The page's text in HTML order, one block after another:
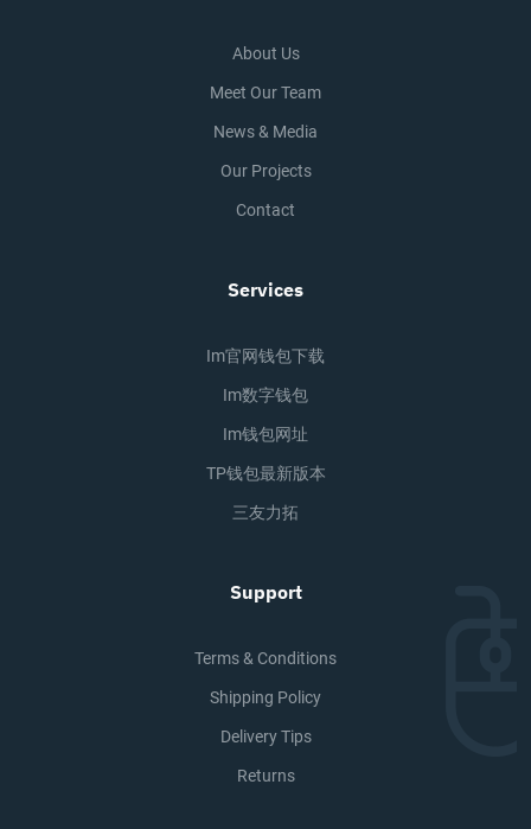
About Us
Meet Our Team
News & Media
Our Projects
Contact
Services
Im官网钱包下载
Im数字钱包
Im钱包网址
TP钱包最新版本
三友力拓
Support
Terms & Conditions
Shipping Policy
Delivery Tips
Returns